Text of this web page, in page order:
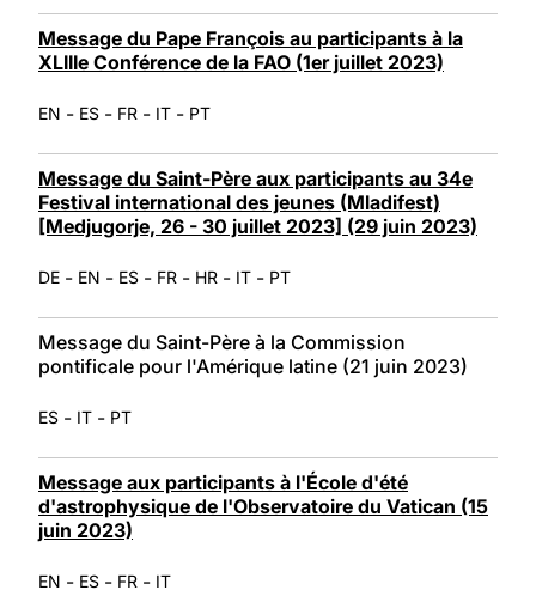
Message du Pape François au participants à la
XLIIIe Conférence de la FAO (1er juillet 2023)
EN - ES - FR - IT - PT
Message du Saint-Père aux participants au 34e
Festival international des jeunes (Mladifest)
[Medjugorje, 26 - 30 juillet 2023] (29 juin 2023)
DE - EN - ES - FR - HR - IT - PT
Message du Saint-Père à la Commission
pontificale pour l'Amérique latine (21 juin 2023)
ES - IT - PT
Message aux participants à l'École d'été
d'astrophysique de l'Observatoire du Vatican (15
juin 2023)
EN - ES - FR - IT